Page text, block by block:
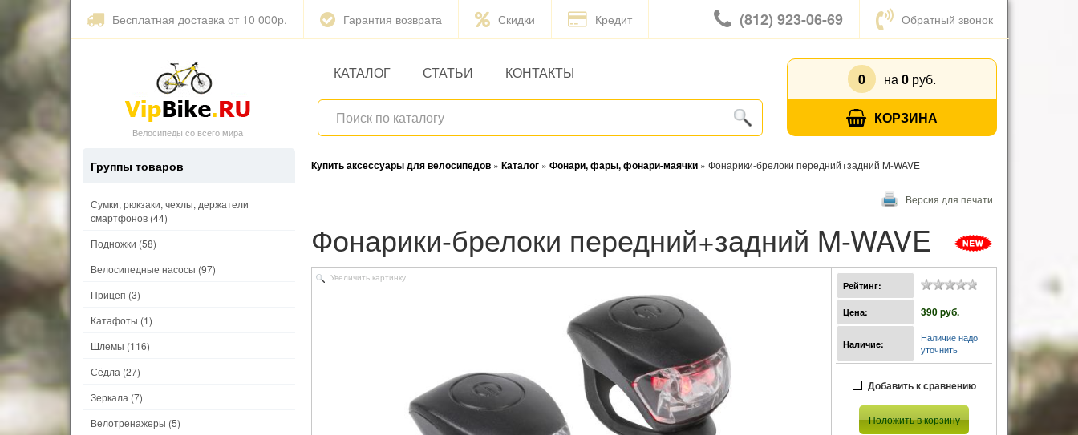
Бесплатная доставка от 10 000р. Гарантия возврата Скидки Кредит (812) 923-06-69 Обратный звонок
Велосипеды со всего мира
КАТАЛОГ СТАТЬИ КОНТАКТЫ 0 на 0руб.
КОРЗИНА
Купить аксессуары для велосипедов » Каталог » Фонари, фары, фонари-маячки » Фонарики-брелоки передний+задний M-WAVE
Версия для печати
Фонарики-брелоки передний+задний M-WAVE
Увеличить картинку
Рейтинг:
Цена: 390 pуб.
Наличие:
Наличие надо
уточнить
Добавить к сравнению
Положить в корзину
Группы товаров
Сумки, рюкзаки, чехлы, держатели
смартфонов (44)
Подножки (58)
Велосипедные насосы (97)
Прицеп (3)
Катафоты (1)
Шлемы (116)
Сёдла (27)
Зеркала (7)
Велотренажеры (5)